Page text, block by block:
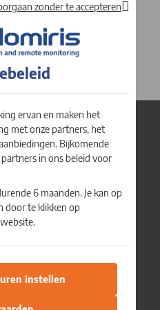
BTW VANAF
MET
DE GEBRUIKERS: €
BTW
INFORMATIE
vervanging van de
INBEGREPEN
de 30 seconden(3)
activering
door een operator van de
een G4S-
Politie
app en een
ook het
het?
opties
zonder te accepteren
ervan en maken het
met onze partners, het
Bijkomende
in ons beleid voor
6 maanden. Je kan op
door te klikken op
instellen